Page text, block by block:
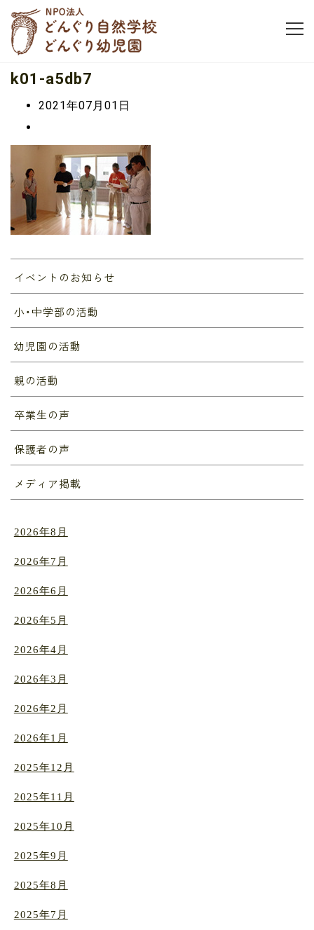
k01-a5db7
2021年07月01日
イベントのお知らせ
小・中学部の活動
幼児園の活動
親の活動
卒業生の声
保護者の声
メディア掲載
2026年8月
2026年7月
2026年6月
2026年5月
2026年4月
2026年3月
2026年2月
2026年1月
2025年12月
2025年11月
2025年10月
2025年9月
2025年8月
2025年7月